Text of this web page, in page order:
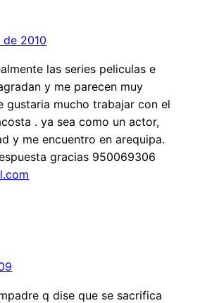
2010
las series peliculas e
y me parecen muy
gustaria mucho trabajar con el
. ya sea como un actor,
y me encuentro en arequipa.
gracias 950069306
q dise que se sacrifica